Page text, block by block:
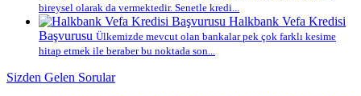
bireysel olarak da vermektedir. Senetle kredi...
Halkbank Vefa Kredisi
Başvurusu Ülkemizde mevcut olan bankalar pek çok farklı kesime
hitap etmek ile beraber bu noktada son...
Sizden Gelen Sorular